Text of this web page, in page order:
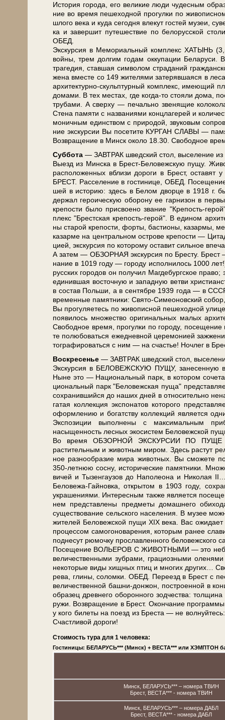
История го­ро­да, его ве­ли­кие лю­ди чу­дес­ным
ние во вре­мя пе­ше­ход­ной про­гул­ки по
шло­го ве­ка и ку­да се­год­ня вле­кут го­стей му­зеи,
ка и за­вер­шит пу­те­ше­ствие по бе­ло­рус­ской
ОБЕД.
Экс­кур­сия в Ме­мо­ри­аль­ный ком­плекс ХАТЫНЬ
вой­ны, трем дол­гим го­дам ок­ку­па­ции Бе­ла­ру­си.
тра­ге­дия, став­шая сим­во­лом стра­да­ний
же­на вме­сте со 149 жи­те­ля­ми за­те­ряв­шая­ся в
архитектурно-скульптурный ком­плекс, имею­щий
до­ма­ми. В тех ме­стах, где когда-то сто­я­ли до­ма,
тру­ба­ми. А свер­ху — пе­чаль­но зве­ня­щие
Сте­на па­мя­ти с на­зва­ни­я­ми конц­ла­ге­рей и
мо­нич­ным един­ством с при­ро­дой, зву­ко­вым
ние экс­кур­сии Вы по­се­ти­те КУРГАН СЛАВЫ —
Воз­вра­ще­ние в Минск око­ло 18.30. Сво­бод­ное
Суб­бо­та — ЗАВ­ТРАК швед­ский стол, вы­се­ле­ние из
Выезд из Мин­ска в Брест-Беловежскую пу­щу.
рас­по­ло­жен­ных вбли­зи до­ро­ги в Брест,
БРЕСТ. Расселение в го­сти­ни­це, ОБЕД.
шей в ис­то­рию: здесь в Бе­лом двор­це в 1918 г.
дер­жал ге­ро­и­че­скую обо­ро­ну ее гар­ни­зон в
кре­по­сти бы­ло присвоено звание "Крепость-
плекс "Брест­ская крепость-герой". В еди­ном
ны ста­рой кре­по­сти, фор­ты, ба­сти­о­ны, ка­зар­мы,
ка­зар­ме на цен­траль­ном ост­ро­ве кре­по­сти —
ци­ей, экскурсия по ко­то­ро­му оста­вит сильное
А затем — ОБЗОРНАЯ экскурсия по Бре­сту.
на­ние в 1019 го­ду — го­ро­ду ис­пол­ни­лось 1000
рус­ских го­ро­дов он по­лу­чил Маг­де­бург­ское
еди­нив­шая во­сточ­ную и за­пад­ную вет­ви
в со­став Поль­ши, а в сен­тяб­ре 1939 го­да — в
вре­мен­ные па­мят­ни­ки: Свято-Симеоновский
Вы про­гу­ля­е­тесь по жи­во­пис­ной пе­ше­ход­ной
появилось мно­же­ство ори­ги­наль­ных ма­лых
Сво­бод­ное вре­мя, про­гул­ки по го­ро­ду,
те по­лю­бо­вать­ся еже­днев­ной це­ре­мо­ни­ей
то­гра­фи­ро­вать­ся с ним — на сча­стье! Ноч­лег в
Вос­кре­се­нье — ЗАВ­ТРАК швед­ский стол,
Экс­кур­сия в БЕЛОВЕЖСКУЮ ПУЩУ, за­не­сен­ную в
Ныне это — На­ци­о­наль­ный парк, в ко­то­ром
ци­о­наль­ный парк "Бе­ло­веж­ская пу­ща"
со­хра­нив­ший­ся до на­ших дней в от­но­си­тель­но
га­тая кол­лек­ция экс­по­на­тов ко­то­ро­го
оформлению и богатству кол­лек­ций яв­ля­ет­ся
Экспозиции выполнены с максимальным
насыщенность лесных экосистем Бе­ло­веж­ской
Во вре­мя ОБЗОРНОЙ ЭКСКУРСИИ ПО ПУЩЕ Вы
растительным и животным ми­ром. Здесь растут
ное раз­но­об­ра­зие ми­ра жи­вот­ных. Вы смо­же­те
350-летнюю сосну, ис­то­ри­че­ские па­мят­ни­ки.
ви­чей и Ты­зен­гау­зов до На­по­лео­на и Ни­ко­лая
Беловежа-Гайновка, открытом в 1903 го­ду,
украшениями. Интересным так­же яв­ля­ет­ся
нем пред­став­ле­ны пред­ме­ты до­маш­не­го
существование сельского на­се­ле­ния. В музее
жи­те­лей Бе­ло­веж­ской пу­щи XIX ве­ка. Вас
процессом самогоноварения, ко­то­рым ранее
поднесут рюмочку прославленного беловежского
По­се­ще­ние ВОЛЬЕРОВ С ЖИВОТНЫМИ — это
величественными зубрами, грациозными
некоторые ви­ды хищных птиц и мно­гих дру­гих…
ре­ва, гли­ны, со­лом­ки. ОБЕД. Пе­ре­езд в Брест с
ве­ли­че­ствен­ной башни-донжон, по­стро­ен­ной в
об­ра­зец древ­не­го обо­рон­но­го зод­че­ства:
ру­жи. Воз­вра­ще­ние в Брест. Окон­ча­ние
у кого би­ле­ты на по­езд из Бре­ста — не
Счастливой до­ро­ги!
Стоимость тура для 1 человека:
Гостиницы: БЕЛАРУСЬ*** (Минск) + ВЕСТА*** или ХЭМПТОН
Минск, БЕЛАРУСЬ*** – номера ТВИН
Брест, ВЕСТА*** - номера ТВИН
Минск, БЕЛАРУСЬ*** – номера ДАБЛ
Брест, ВЕСТА*** - номера ДАБЛ